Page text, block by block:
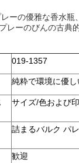
ーの優雅な香水瓶
レーのびんの古典
019-1357
純粋で環境に優
サイズ/色および
詰まるバルク パ
歓迎